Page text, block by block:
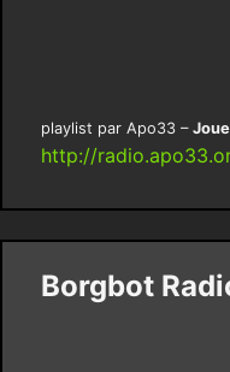
playlist par Apo33 –
http://
Borgbot